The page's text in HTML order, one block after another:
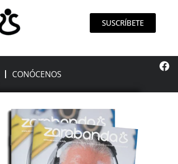
SUSCRÍBETE
CONÓCENOS